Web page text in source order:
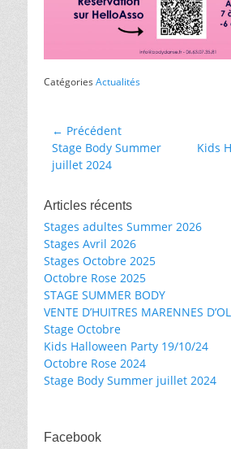
Catégories Actualités
Navigation
de
l’article
← Précédent
Article
précédent :
Stage Body Summer
juillet 2024
Article
Kids
Articles récents
Stages adultes Summer 2026
Stages Avril 2026
Stages Octobre 2025
Octobre Rose 2025
STAGE SUMMER BODY
VENTE D’HUITRES MARENNES
Stage Octobre
Kids Halloween Party 19/10/24
Octobre Rose 2024
Stage Body Summer juillet 2024
Facebook